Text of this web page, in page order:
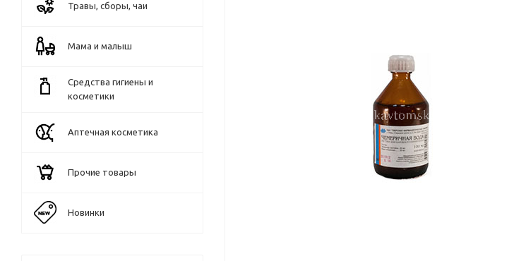
Травы, сборы, чаи
Мама и малыш
Средства гигиены и
косметики
Аптечная косметика
Прочие товары
Новинки